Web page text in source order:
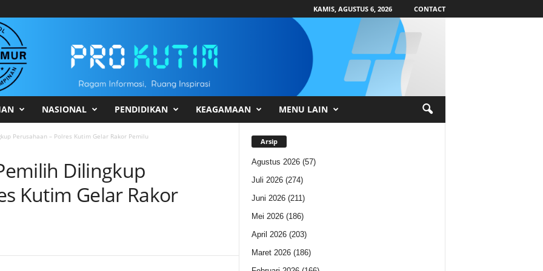
KAMIS, AGUSTUS 6, 2026 CONTACT
NASIONAL PENDIDIKAN KEAGAMAAN MENU LAIN
Perusahaan – Polres Kutim Gelar Rakor Pemilu
Dilingkup
Kutim Gelar Rakor
Arsip
Agustus 2026(57)
Juli 2026(274)
Juni 2026(211)
Mei 2026(186)
April 2026(203)
Maret 2026(186)